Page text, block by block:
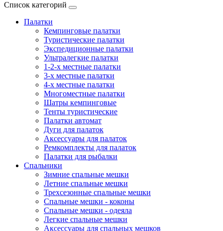
Список категорий
Палатки
Кемпинговые палатки
Туристические палатки
Экспедиционные палатки
Ультралегкие палатки
1-2-x местные палатки
3-х местные палатки
4-х местные палатки
Многоместные палатки
Шатры кемпинговые
Тенты туристические
Палатки автомат
Дуги для палаток
Аксессуары для палаток
Ремкомплекты для палаток
Палатки для рыбалки
Спальники
Зимние спальные мешки
Летние спальные мешки
Трехсезонные спальные мешки
Спальные мешки - коконы
Спальные мешки - одеяла
Легкие спальные мешки
Аксессуары для спальных мешков